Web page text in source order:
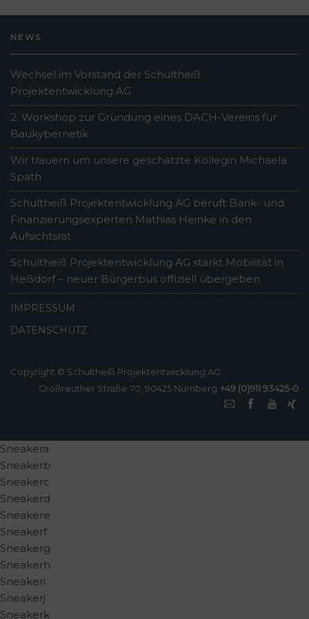
NEWS
Wechsel im Vorstand der Schultheiß
Projektentwicklung AG
2. Workshop zur Gründung eines DACH-Vereins für
Baukybernetik
Wir trauern um unsere geschätzte Kollegin Michaela
Spath
Schultheiß Projektentwicklung AG beruft Bank- und
Finanzierungsexperten Mathias Heinke in den
Aufsichtsrat
Schultheiß Projektentwicklung AG stärkt Mobilität in
Heßdorf – neuer Bürgerbus offiziell übergeben
IMPRESSUM
DATENSCHUTZ
Copyright © Schultheiß Projektentwicklung AG
Großreuther Straße 70, 90425 Nürnberg +49 (0)911 93425-0
Sneakera
Sneakerb
Sneakerc
Sneakerd
Sneakere
Sneakerf
Sneakerg
Sneakerh
Sneakeri
Sneakerj
Sneakerk